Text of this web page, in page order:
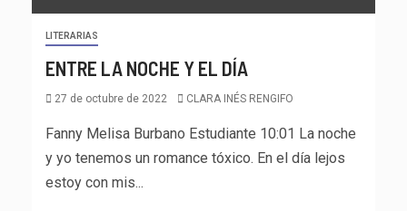
LITERARIAS
ENTRE LA NOCHE Y EL DÍA
27 de octubre de 2022 CLARA INÉS RENGIFO
Fanny Melisa Burbano Estudiante 10:01 La noche
y yo tenemos un romance tóxico. En el día lejos
estoy con mis...